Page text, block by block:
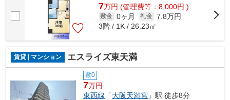
7万円 (管理費等：8,000円 )
敷金 0ヶ月 礼金 7.8万円
3階 / 1K / 26.23㎡
賃貸 | マンション エスライズ東天満
敷0
7万円
東西線 「大阪天満宮 」駅 徒歩8分